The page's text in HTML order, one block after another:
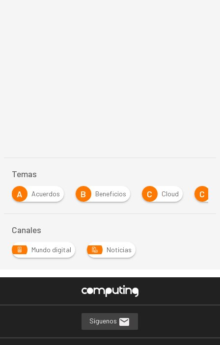
Temas
A
Acuerdos B Beneficios C Cloud C
Canales
Mundo digital Noticias
Síguenos